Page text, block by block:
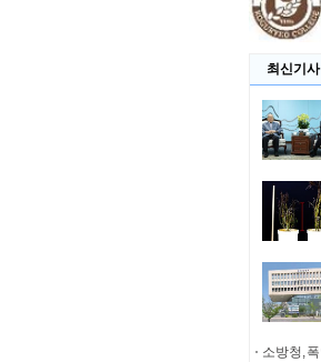
최신기사